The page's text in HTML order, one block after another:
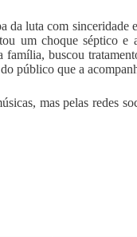
da luta com sinceridade
um choque séptico
buscou
público que a
mas pelas redes